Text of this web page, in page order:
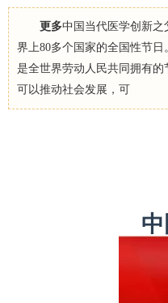
更多中国当代医学创新
界上80多个国家的全国性节
是全世界劳动人民共同拥有的
可以推动社会发展，可